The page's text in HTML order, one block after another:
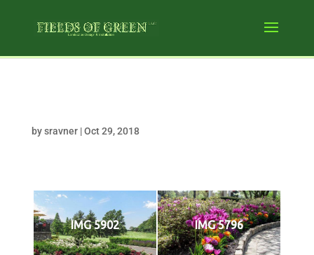
bysravner|Oct 29, 2018
IMG 5902 IMG 5796